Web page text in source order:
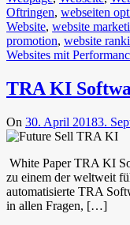
Oftringen, webseiten
Website, website
promotion, website
Websites mit
TRA KI
On 30. April 20183.
White Paper TRA KI
zu einem der weltweit
automatisierte TRA
in allen Fragen, […]